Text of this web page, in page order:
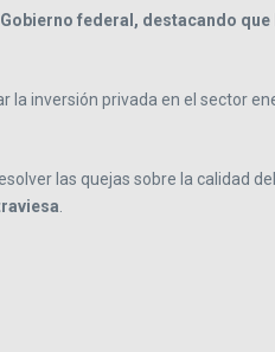
federal, destacando
inversión privada en el sector
las quejas sobre la calidad
.